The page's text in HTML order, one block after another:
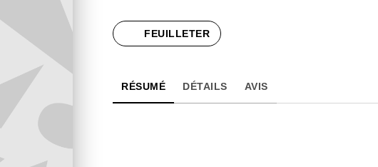
FEUILLETER
RÉSUMÉ DÉTAILS AVIS